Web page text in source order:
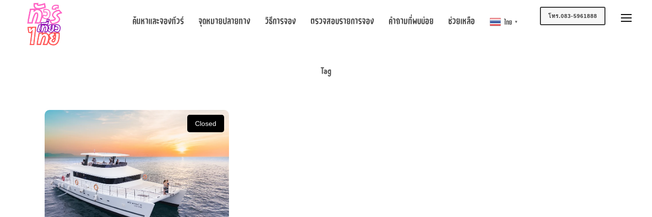
ค้นหาและจองทัวร์ จุดหมายปลายทาง วิธีการจอง ตรวจสอบรายการจอง คำถามที่พบบ่อย ช่วยเหลือ ไทย ▼
โทร.083-5961888
Tag
Closed